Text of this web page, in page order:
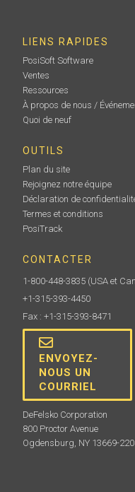
LIENS RAPIDES
PosiSoft Software
Ventes
Ressources
À propos de nous /
Quoi de neuf
OUTILS
Plan du site
Rejoignez notre équipe
Déclaration de
Termes et conditions
PosiTrack
CONTACTER
1-800-448-3835 (USA et
+1-315-393-4450
Fax : +1-315-393-8471
ENVOYEZ-
NOUS UN
COURRIEL
DeFelsko Corporation
800 Proctor Avenue
Ogdensburg, NY 13669-